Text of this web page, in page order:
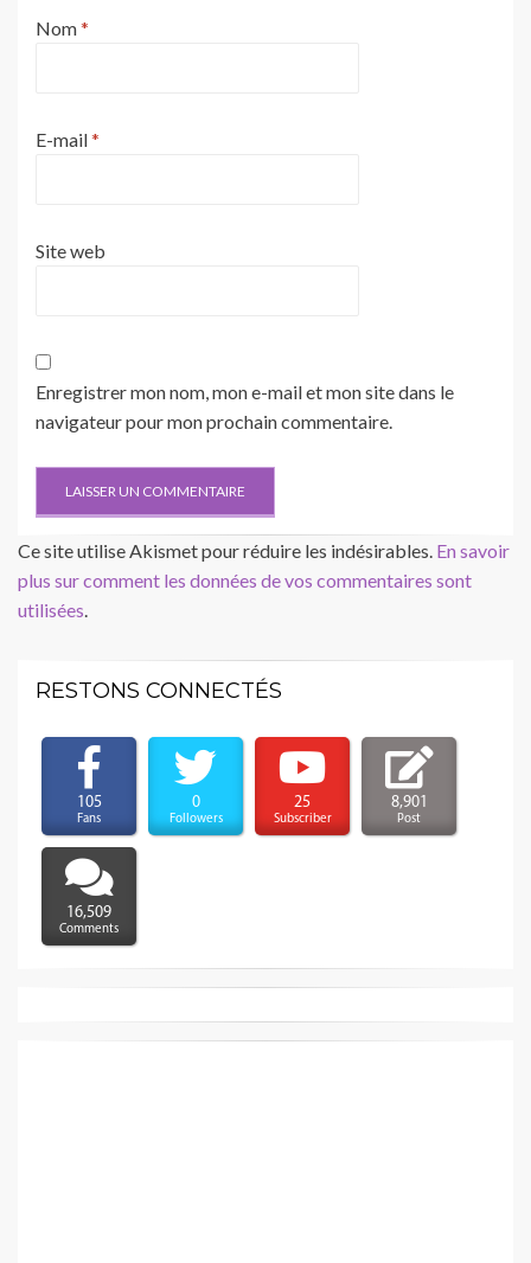
Nom*
E-mail*
Site web
Enregistrer mon nom, mon e-mail et mon site dans le
navigateur pour mon prochain commentaire.
Ce site utilise Akismet pour réduire les indésirables. En savoir
plus sur comment les données de vos commentaires sont
utilisées.
RESTONS CONNECTÉS
105
Fans
0
Followers
25
Subscriber
8,901
Post
16,509
Comments